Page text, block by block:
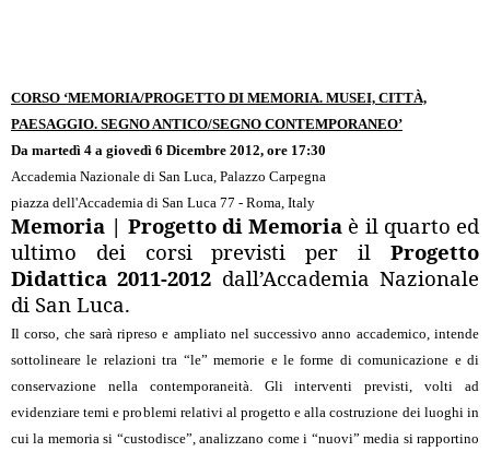
CORSO ‘MEMORIA/PROGETTO DI MEMORIA. MUSEI, CITTÀ,
PAESAGGIO. SEGNO ANTICO/SEGNO CONTEMPORANEO’
Da martedì 4 a giovedì 6 Dicembre 2012, ore 17:30
Accademia Nazionale di San Luca, Palazzo Carpegna
piazza dell'Accademia di San Luca 77 - Roma, Italy
Memoria | Progetto di Memoria è il quarto ed
ultimo dei corsi previsti per il Progetto
Didattica 2011-2012 dall’Accademia Nazionale
di San Luca.
Il corso, che sarà ripreso e ampliato nel successivo anno accademico, intende
sottolineare le relazioni tra “le” memorie e le forme di comunicazione e di
conservazione nella contemporaneità. Gli interventi previsti, volti ad
evidenziare temi e problemi relativi al progetto e alla costruzione dei luoghi in
cui la memoria si “custodisce”, analizzano come i “nuovi” media si rapportino